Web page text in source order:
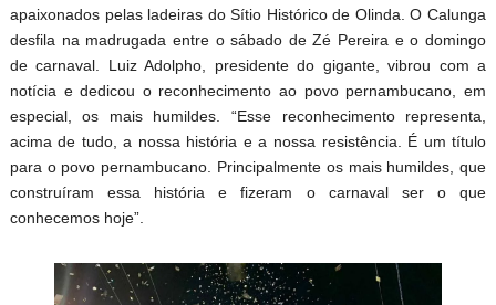
apaixonados pelas ladeiras do Sítio Histórico de Olinda. O Calunga
desfila na madrugada entre o sábado de Zé Pereira e o domingo
de carnaval. Luiz Adolpho, presidente do gigante, vibrou com a
notícia e dedicou o reconhecimento ao povo pernambucano, em
especial, os mais humildes. “Esse reconhecimento representa,
acima de tudo, a nossa história e a nossa resistência. É um título
para o povo pernambucano. Principalmente os mais humildes, que
construíram essa história e fizeram o carnaval ser o que
conhecemos hoje”.